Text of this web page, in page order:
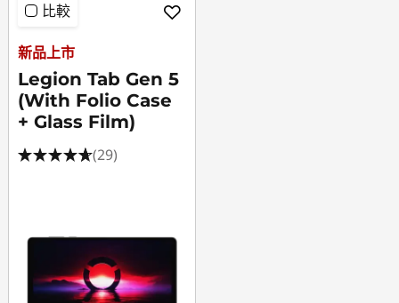
比較
新品上市
Legion Tab Gen 5
(With Folio Case
+ Glass Film)
(29)